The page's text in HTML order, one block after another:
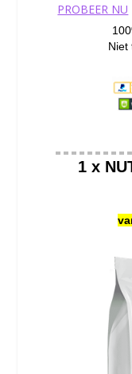
PROBEER NU
Niet
1 x